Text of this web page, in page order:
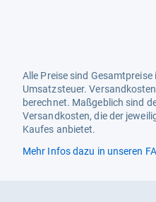
Alle Preise sind
Umsatzsteuer.
berechnet. Maßgeblich sind
Versandkosten, die der
Kaufes anbietet.
Mehr Infos dazu in unseren